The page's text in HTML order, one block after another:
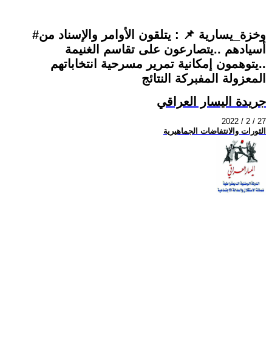
#وخزة_يسارية 📌 : يتلقون الأوامر والإسناد من
أسيادهم ..يتصارعون على تقاسم الغنيمة
..يتوهمون إمكانية تمرير مسرحية انتخاباتهم
المعزولة المفبركة النتائج
جريدة اليسار العراقي
2022 / 2 / 27
الثورات والانتفاضات الجماهيرية